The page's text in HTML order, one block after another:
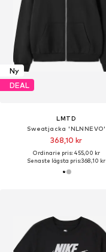
Ny
DEAL
LMTD
Sweatjacka 'NLNNEVO'
368,10 kr
Ordinarie pris: 455,00 kr
Senaste lägsta pris:368,10 kr